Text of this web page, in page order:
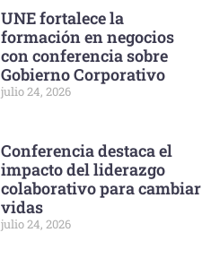
UNE fortalece la
formación en negocios
con conferencia sobre
Gobierno Corporativo
julio 24, 2026
Conferencia destaca el
impacto del liderazgo
colaborativo para cambiar
vidas
julio 24, 2026